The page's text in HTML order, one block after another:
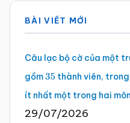
Sidebar
chính
BÀI VIẾT MỚI
Câu lạc bộ cờ của một
gồm35 thành viên,
ít nhất một trong hai
29/07/2026